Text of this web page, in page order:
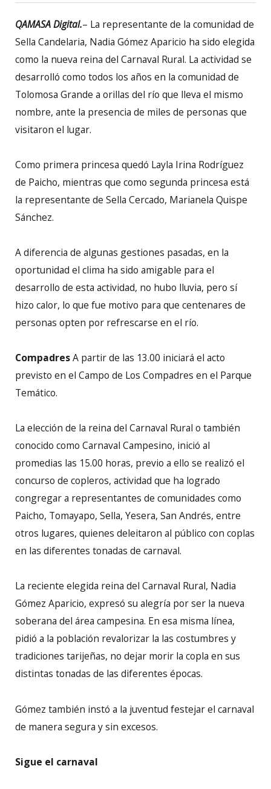
QAMASA Digital.– La representante de la comunidad de
Sella Candelaria, Nadia Gómez Aparicio ha sido elegida
como la nueva reina del Carnaval Rural. La actividad se
desarrolló como todos los años en la comunidad de
Tolomosa Grande a orillas del río que lleva el mismo
nombre, ante la presencia de miles de personas que
visitaron el lugar.
Como primera princesa quedó Layla Irina Rodríguez
de Paicho, mientras que como segunda princesa está
la representante de Sella Cercado, Marianela Quispe
Sánchez.
A diferencia de algunas gestiones pasadas, en la
oportunidad el clima ha sido amigable para el
desarrollo de esta actividad, no hubo lluvia, pero sí
hizo calor, lo que fue motivo para que centenares de
personas opten por refrescarse en el río.
CompadresA partir de las 13.00 iniciará el acto
previsto en el Campo de Los Compadres en el Parque
Temático.
La elección de la reina del Carnaval Rural o también
conocido como Carnaval Campesino, inició al
promedias las 15.00 horas, previo a ello se realizó el
concurso de copleros, actividad que ha logrado
congregar a representantes de comunidades como
Paicho, Tomayapo, Sella, Yesera, San Andrés, entre
otros lugares, quienes deleitaron al público con coplas
en las diferentes tonadas de carnaval.
La reciente elegida reina del Carnaval Rural, Nadia
Gómez Aparicio, expresó su alegría por ser la nueva
soberana del área campesina. En esa misma línea,
pidió a la población revalorizar la las costumbres y
tradiciones tarijeñas, no dejar morir la copla en sus
distintas tonadas de las diferentes épocas.
Gómez también instó a la juventud festejar el carnaval
de manera segura y sin excesos.
Sigue el carnaval